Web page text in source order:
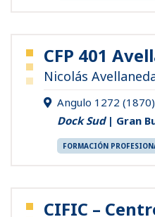
CFP 401
Nicolás
Angulo 1272 (1870)
Dock Sud| Gran
FORMACIÓN
CIFIC –